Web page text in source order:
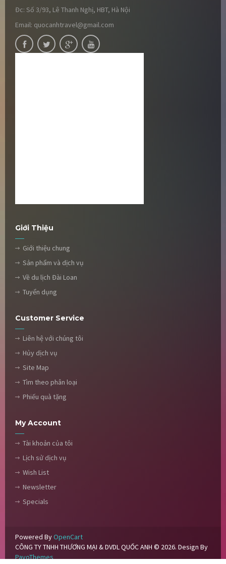
Đc: Số 3/93, Lê Thanh Nghị, HBT, Hà Nội
Email: quocanhtravel@gmail.com
Giới Thiệu
Giới thiệu chung
Sản phẩm và dịch vụ
Về du lịch Đài Loan
Tuyển dụng
Customer Service
Liên hệ với chúng tôi
Hủy dịch vụ
Site Map
Tìm theo phân loại
Phiếu quà tặng
My Account
Tài khoản của tôi
Lịch sử dịch vụ
Wish List
Newsletter
Specials
Powered ByOpenCart
CÔNG TY TNHH THƯƠNG MẠI & DVDL QUỐC ANH © 2026. Design By
PavoThemes